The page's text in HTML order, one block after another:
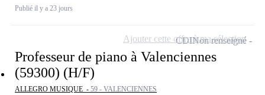
Publié il y a 23 jours
Professeur de piano à Valenciennes
(59300) (H/F)
ALLEGRO MUSIQUE - 59 - VALENCIENNES
CDINon renseigné
Ajouter cette offre à ma sélection